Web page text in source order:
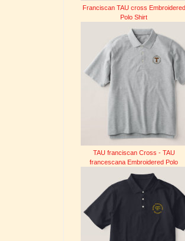
Franciscan TAU cross Embroidered
Polo Shirt
TAU franciscan Cross - TAU
francescana Embroidered Polo